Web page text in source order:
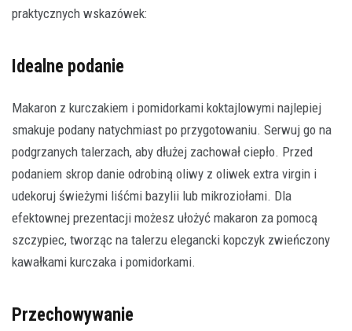
praktycznych wskazówek:
Idealne podanie
Makaron z kurczakiem i pomidorkami koktajlowymi najlepiej
smakuje podany natychmiast po przygotowaniu. Serwuj go na
podgrzanych talerzach, aby dłużej zachował ciepło. Przed
podaniem skrop danie odrobiną oliwy z oliwek extra virgin i
udekoruj świeżymi liśćmi bazylii lub mikroziołami. Dla
efektownej prezentacji możesz ułożyć makaron za pomocą
szczypiec, tworząc na talerzu elegancki kopczyk zwieńczony
kawałkami kurczaka i pomidorkami.
Przechowywanie